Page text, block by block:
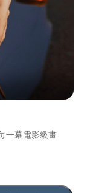
一幕電影級畫